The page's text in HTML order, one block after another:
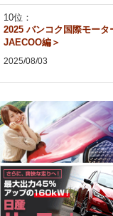
2025 バンコク国際モー
JAECOO編＞
2025/08/03